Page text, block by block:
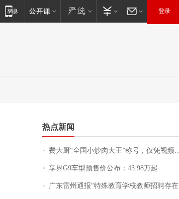
登录
热点新闻
费大厨“全国小炒肉大王”称号，仅凭视频评出？中国烹饪协会回应
享界G9车型预售价公布：43.98万起
广东雷州通报“特殊教育学校教师招聘存在违规行为”：已启动问责程序 副校长被停职